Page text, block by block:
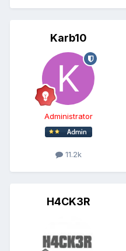
Karb10
Administrator
11.2k
H4CK3R